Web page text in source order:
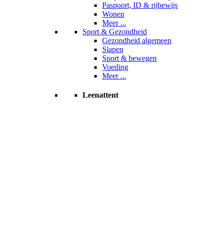
Paspoort, ID & rijbewijs
Wonen
Meer ...
Sport & Gezondheid
Gezondheid algemeen
Slapen
Sport & bewegen
Voeding
Meer ...
Leenattent